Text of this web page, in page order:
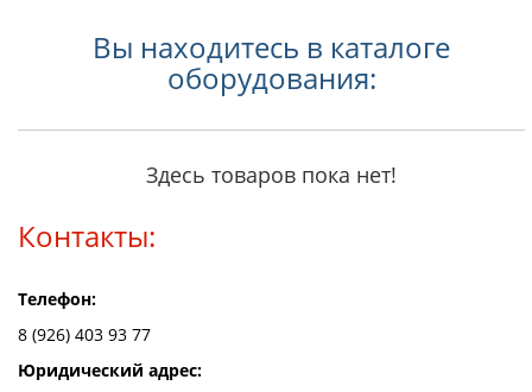
Вы находитесь в каталоге
оборудования:
Здесь товаров пока нет!
Контакты:
Телефон:
8 (926) 403 93 77
Юридический адрес: